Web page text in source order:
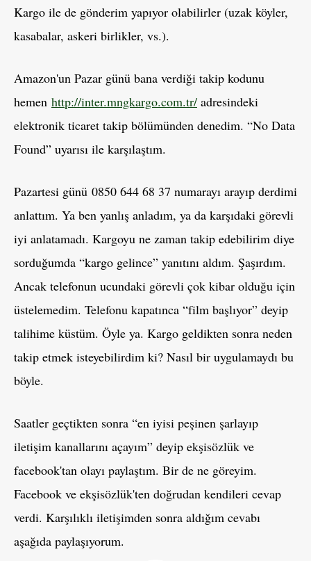
Kargo ile de gönderim yapıyor olabilirler (uzak köyler,
kasabalar, askeri birlikler, vs.).
Amazon'un Pazar günü bana verdiği takip kodunu
hemen http://inter.mngkargo.com.tr/ adresindeki
elektronik ticaret takip bölümünden denedim. “No Data
Found” uyarısı ile karşılaştım.
Pazartesi günü 0850 644 68 37 numarayı arayıp derdimi
anlattım. Ya ben yanlış anladım, ya da karşıdaki görevli
iyi anlatamadı. Kargoyu ne zaman takip edebilirim diye
sorduğumda “kargo gelince” yanıtını aldım. Şaşırdım.
Ancak telefonun ucundaki görevli çok kibar olduğu için
üstelemedim. Telefonu kapatınca “film başlıyor” deyip
talihime küstüm. Öyle ya. Kargo geldikten sonra neden
takip etmek isteyebilirdim ki? Nasıl bir uygulamaydı bu
böyle.
Saatler geçtikten sonra “en iyisi peşinen şarlayıp
iletişim kanallarını açayım” deyip ekşisözlük ve
facebook'tan olayı paylaştım. Bir de ne göreyim.
Facebook ve ekşisözlük'ten doğrudan kendileri cevap
verdi. Karşılıklı iletişimden sonra aldığım cevabı
aşağıda paylaşıyorum.